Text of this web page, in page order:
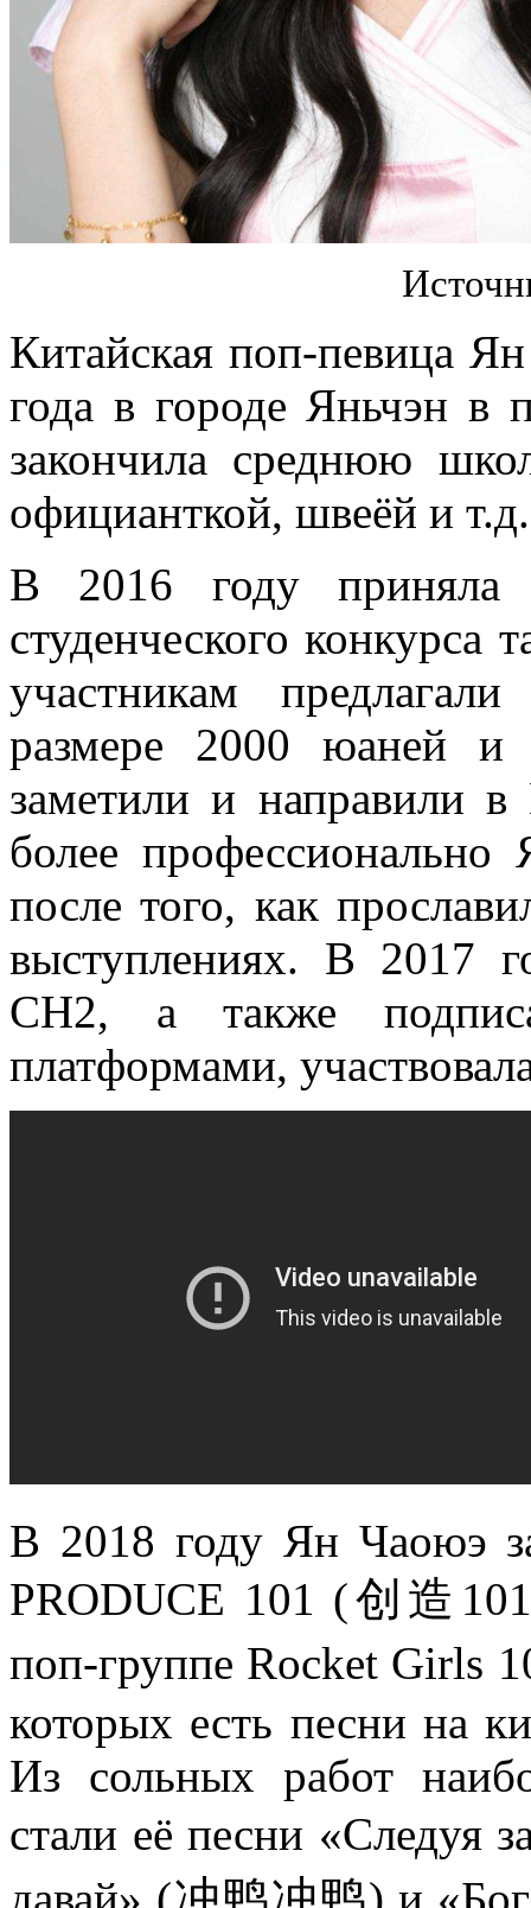
Китайская поп-певица
года в городе Яньчэн в
закончила среднюю
официанткой, швеёй и
В 2016 году приняла
студенческого конкурса
участникам
размере 2000 юаней и
заметили и направили
более
после того, как
выступлениях. В 2017
CH2, а также
платформами,
В 2018 году Ян Чаоюэ
PRODUCE 101 (创造
поп-группе Rocket Girls
которых есть песни на
Из сольных работ
стали её песни
давай» (冲鸭冲鸭) и